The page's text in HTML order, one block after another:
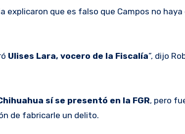
explicaron que es falso que Campos no
Ulises Lara, vocero de la Fiscalía”, dijo
sí se presentó en la FGR, pero
de fabricarle un delito.